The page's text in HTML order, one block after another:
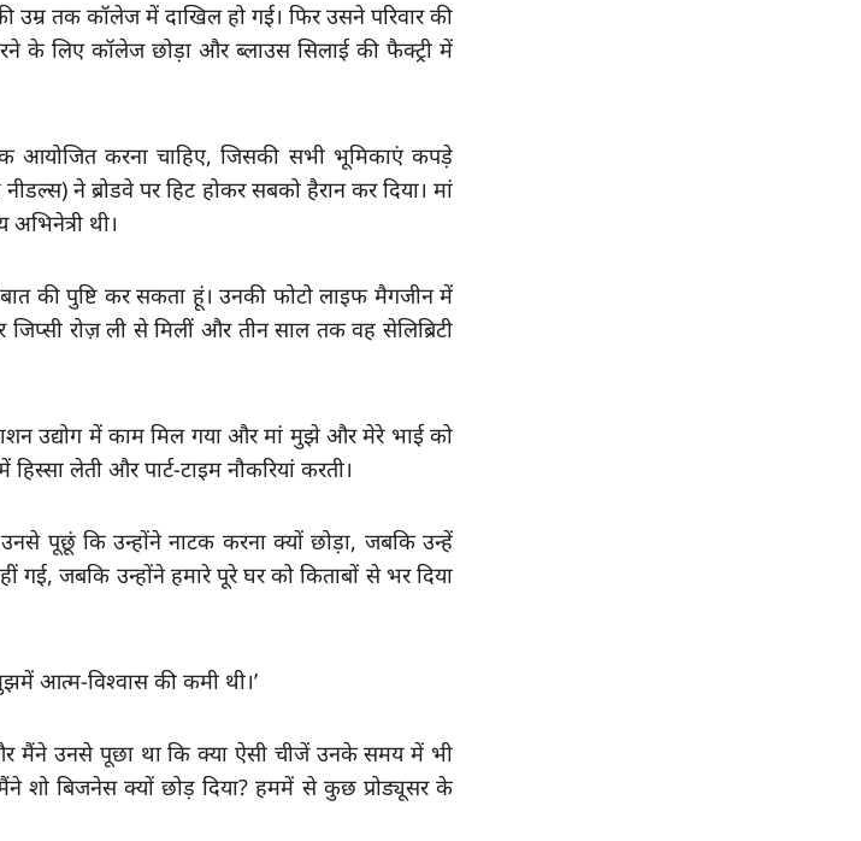
तक कॉलेज में दाखिल हो गई। फिर उसने परिवार की
के लिए कॉलेज छोड़ा और ब्लाउस सिलाई की फैक्ट्री में
आयोजित करना चाहिए, जिसकी सभी भूमिकाएं कपड़े
ने ब्रोडवे पर हिट होकर सबको हैरान कर दिया। मां
थी।
की पुष्टि कर सकता हूं। उनकी फोटो लाइफ मैगजीन में
रोज़ ली से मिलीं और तीन साल तक वह सेलिब्रिटी
उद्योग में काम मिल गया और मां मुझे और मेरे भाई को
लेती और पार्ट-टाइम नौकरियां करती।
पूछूं कि उन्होंने नाटक करना क्यों छोड़ा, जबकि उन्हें
जबकि उन्होंने हमारे पूरे घर को किताबों से भर दिया
आत्म-विश्वास की कमी थी।’
मैंने उनसे पूछा था कि क्या ऐसी चीजें उनके समय में भी
शो बिजनेस क्यों छोड़ दिया? हममें से कुछ प्रोड्यूसर के